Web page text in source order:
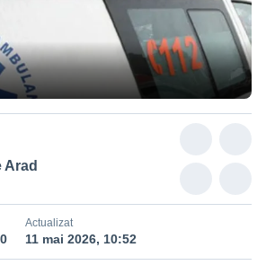
Arad
Actualizat
11 mai 2026, 10:52